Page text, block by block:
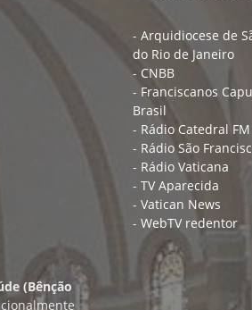
(Bênção
- Arquidiocese de
do Rio de Janeiro
- CNBB
- Franciscanos
Brasil
- Rádio Catedral
- Rádio São
- Rádio Vaticana
- TV Aparecida
- Vatican News
- WebTV redentor